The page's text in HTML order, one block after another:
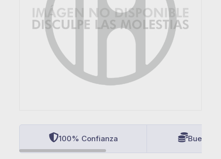
100% Confianza Buenos